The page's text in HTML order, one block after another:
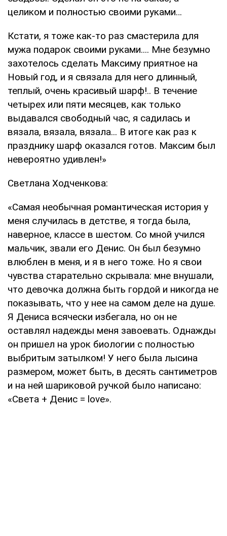
целиком и полностью своими руками…
Кстати, я тоже как-то раз смастерила для
мужа подарок своими руками.... Мне безумно
захотелось сделать Максиму приятное на
Новый год, и я связала для него длинный,
теплый, очень красивый шарф!.. В течение
четырех или пяти месяцев, как только
выдавался свободный час, я садилась и
вязала, вязала, вязала... В итоге как раз к
празднику шарф оказался готов. Максим был
невероятно удивлен!»
Светлана Ходченкова:
«Самая необычная романтическая история у
меня случилась в детстве, я тогда была,
наверное, классе в шестом. Со мной учился
мальчик, звали его Денис. Он был безумно
влюблен в меня, и я в него тоже. Но я свои
чувства старательно скрывала: мне внушали,
что девочка должна быть гордой и никогда не
показывать, что у нее на самом деле на душе.
Я Дениса всячески избегала, но он не
оставлял надежды меня завоевать. Однажды
он пришел на урок биологии с полностью
выбритым затылком! У него была лысина
размером, может быть, в десять сантиметров
и на ней шариковой ручкой было написано:
«Света + Денис = love».